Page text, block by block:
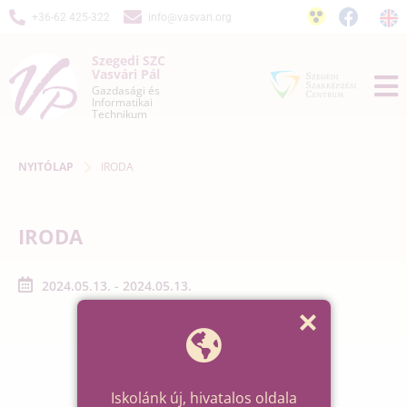
+36-62 425-322 info@vasvari.org
Szegedi SZC
Vasvári Pál
Gazdasági és
Informatikai
Technikum
NYITÓLAP IRODA
IRODA
2024.05.13. - 2024.05.13.
Iskolánk új, hivatalos oldala